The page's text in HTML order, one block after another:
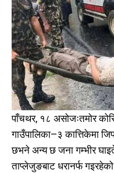
पाँचथर, १८ असोजःतमोर
गाउँपालिका–३ कात्तिकेमा
छभने अन्य छ जना गम्भीर
ताप्लेजुङबाट धरानर्फ